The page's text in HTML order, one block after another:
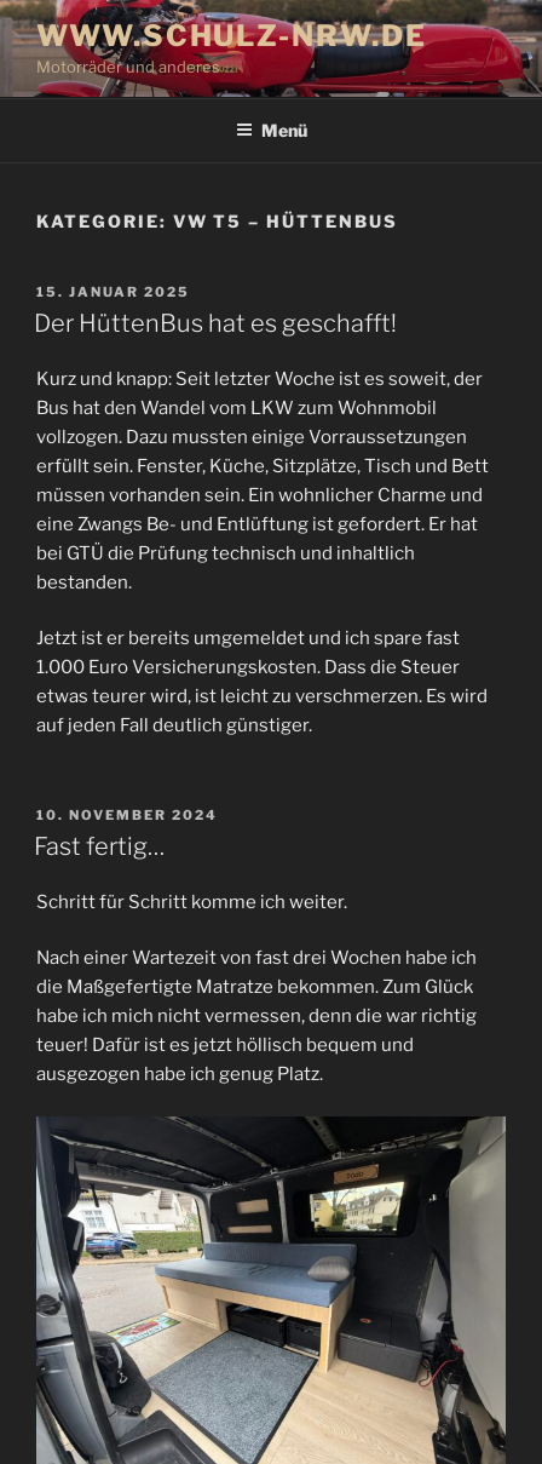
Zum
Inhalt
springen
WWW.SCHULZ-NRW.DE
Motorräder und anderes
Menü
KATEGORIE: VW T5 – HÜTTENBUS
VERÖFFENTLICHT
AM
15. JANUAR 2025
Der HüttenBus hat es geschafft!
Kurz und knapp: Seit letzter Woche ist es soweit, der
Bus hat den Wandel vom LKW zum Wohnmobil
vollzogen. Dazu mussten einige Vorraussetzungen
erfüllt sein. Fenster, Küche, Sitzplätze, Tisch und Bett
müssen vorhanden sein. Ein wohnlicher Charme und
eine Zwangs Be- und Entlüftung ist gefordert. Er hat
bei GTÜ die Prüfung technisch und inhaltlich
bestanden.
Jetzt ist er bereits umgemeldet und ich spare fast
1.000 Euro Versicherungskosten. Dass die Steuer
etwas teurer wird, ist leicht zu verschmerzen. Es wird
auf jeden Fall deutlich günstiger.
VERÖFFENTLICHT
AM
10. NOVEMBER 2024
Fast fertig…
Schritt für Schritt komme ich weiter.
Nach einer Wartezeit von fast drei Wochen habe ich
die Maßgefertigte Matratze bekommen. Zum Glück
habe ich mich nicht vermessen, denn die war richtig
teuer! Dafür ist es jetzt höllisch bequem und
ausgezogen habe ich genug Platz.